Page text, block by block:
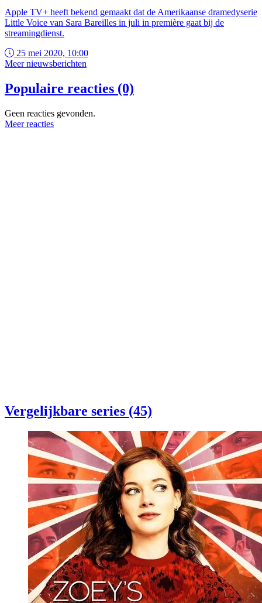
Apple TV+ heeft bekend gemaakt dat de Amerikaanse dramedyserie
Little Voice van Sara Bareilles in juli in première gaat bij de
streamingdienst.
25 mei 2020, 10:00
Meer nieuwsberichten
Populaire reacties (0)
Geen reacties gevonden.
Meer reacties
Vergelijkbare series (45)